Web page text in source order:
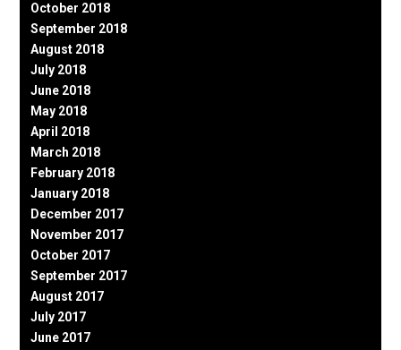
October 2018
September 2018
August 2018
July 2018
June 2018
May 2018
April 2018
March 2018
February 2018
January 2018
December 2017
November 2017
October 2017
September 2017
August 2017
July 2017
June 2017